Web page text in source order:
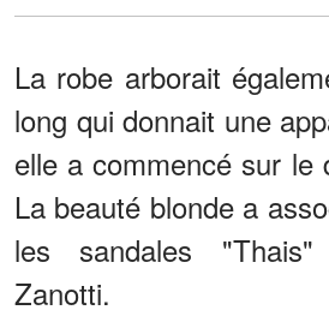
La robe arborait
long qui donnait une
elle a commencé sur le
La beauté blonde a
les sandales
Zanotti.